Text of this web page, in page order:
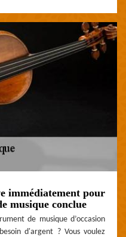
immédiatement pour
musique conclue
de musique d’occasion
d'argent ? Vous voulez